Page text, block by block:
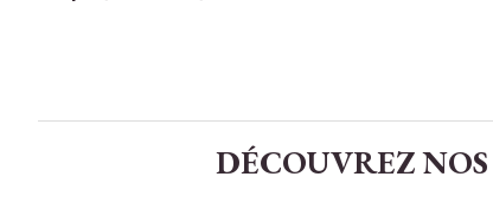
DÉCOUVREZ